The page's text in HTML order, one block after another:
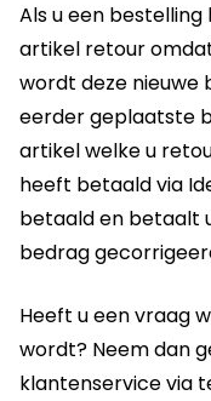
Als u een
artikel retour
wordt deze nieuwe
eerder geplaatste
artikel welke u
heeft betaald via
betaald en betaalt
bedrag
Heeft u een vraag
wordt? Neem dan
klantenservice via